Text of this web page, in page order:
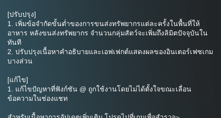
[ปรับปรุง]
1. เพิ่มข้อจำกัดขั้นต่ำของการขนส่งทรัพยากรแต่ละครั้งในพื้นที่ให้
อาหาร หลังขนส่งทรัพยากร จำนวนกลุ่มสัตว์จะเพิ่มถึงลิมิตปัจจุบันใน
ทันที
2. ปรับปรุงเนื้อหาคำอธิบายและเอฟเฟกต์แสดงผลของอินเตอร์เฟซเกม
บางส่วน
[แก้ไข]
1. แก้ไขปัญหาที่ฟังก์ชัน @ ถูกใช้งานโดยไม่ได้ตั้งใจขณะเลื่อน
ข้อความในช่องแชท